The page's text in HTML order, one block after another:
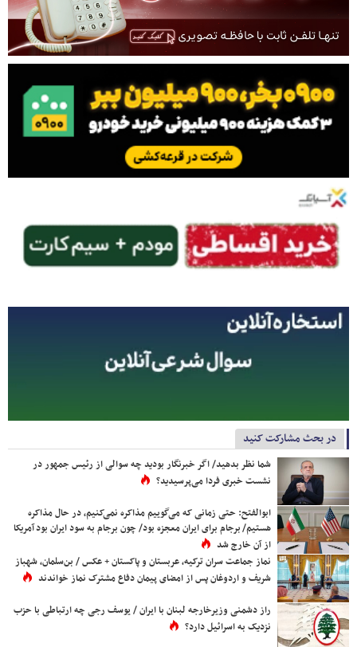
در بحث مشارکت کنید
شما نظر بدهید/ اگر خبرنگار بودید چه سوالی از رئیس جمهور در
نشست خبری فردا می‌پرسیدید؟
ابوالفتح: حتی زمانی که می‌گوییم مذاکره نمی‌کنیم، در حال مذاکره
هستیم/ برجام برای ایران معجزه بود/ چون برجام به سود ایران بود آمریکا
از آن خارج شد
نماز جماعت سران ترکیه، عربستان و پاکستان + عکس / بن‌سلمان، شهباز
شریف و اردوغان پس از امضای پیمان دفاع مشترک نماز خواندند
راز دشمنی وزیرخارجه لبنان با ایران / یوسف رجی چه ارتباطی با حزب
نزدیک به اسرائیل دارد؟